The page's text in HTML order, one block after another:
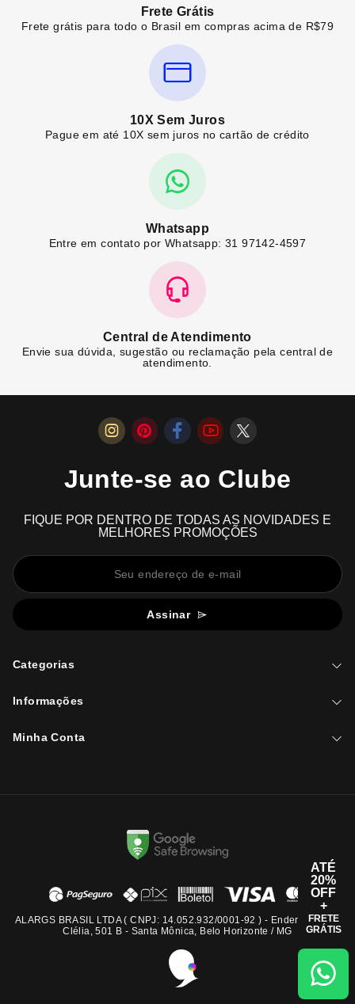
Frete Grátis
Frete grátis para todo o Brasil em compras acima de R$79
10X Sem Juros
Pague em até 10X sem juros no cartão de crédito
Whatsapp
Entre em contato por Whatsapp: 31 97142-4597
Central de Atendimento
Envie sua dúvida, sugestão ou reclamação pela central de
atendimento.
Junte-se ao Clube
FIQUE POR DENTRO DE TODAS AS NOVIDADES E
MELHORES PROMOÇÕES
Assinar
Categorias
Informações
Minha Conta
ALARGS BRASIL LTDA ( CNPJ: 14.052.932/0001-92 ) - Endereço: Rua
Clélia, 501 B - Santa Mônica, Belo Horizonte / MG
ATÉ
20%
OFF
+
FRETE
GRÁTIS